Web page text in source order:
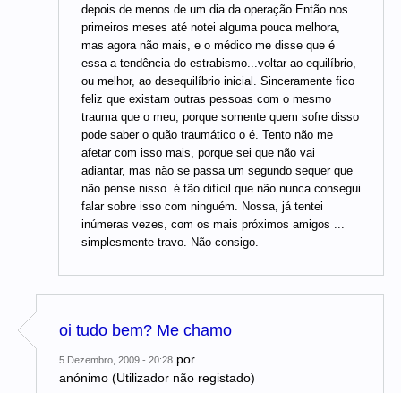
depois de menos de um dia da operação.Então nos
primeiros meses até notei alguma pouca melhora,
mas agora não mais, e o médico me disse que é
essa a tendência do estrabismo...voltar ao equilíbrio,
ou melhor, ao desequilíbrio inicial. Sinceramente fico
feliz que existam outras pessoas com o mesmo
trauma que o meu, porque somente quem sofre disso
pode saber o quão traumático o é. Tento não me
afetar com isso mais, porque sei que não vai
adiantar, mas não se passa um segundo sequer que
não pense nisso..é tão difícil que não nunca consegui
falar sobre isso com ninguém. Nossa, já tentei
inúmeras vezes, com os mais próximos amigos ...
simplesmente travo. Não consigo.
oi tudo bem? Me chamo
5 Dezembro, 2009 - 20:28 por
anónimo (Utilizador não registado)